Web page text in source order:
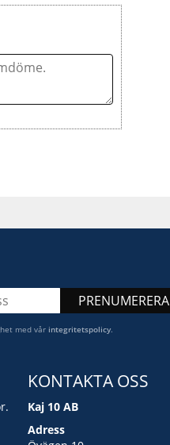
PRENUMERERA
med vår integritetspolicy.
KONTAKTA OSS
Kaj 10 AB
Adress